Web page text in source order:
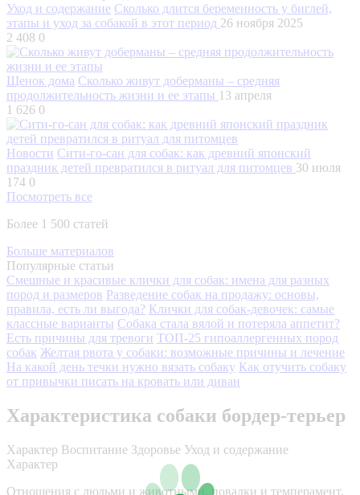
Уход и содержание Сколько длится беременность у биглей,
этапы и уход за собакой в этот период 26 ноября 2025
2 408 0
Щенок дома Сколько живут доберманы – средняя
продолжительность жизни и ее этапы 13 апреля
1 626 0
Новости Сити-го-сан для собак: как древний японский
праздник детей превратился в ритуал для питомцев 30 июля
174 0
Посмотреть все
Более 1 500 статей
Больше материалов
Популярные статьи
Смешные и красивые клички для собак: имена для разных
пород и размеров Разведение собак на продажу: основы,
правила, есть ли выгода? Клички для собак-девочек: самые
классные варианты Собака стала вялой и потеряла аппетит?
Есть причины для тревоги ТОП-25 гипоаллергенных пород
собак Желтая рвота у собаки: возможные причины и лечение
На какой день течки нужно вязать собаку Как отучить собаку
от привычки писать на кровать или диван
Характеристика собаки бордер-терьер
Характер Воспитание Здоровье Уход и содержание
Характер
Отношения с людьми и животными, повадки и темперамент,